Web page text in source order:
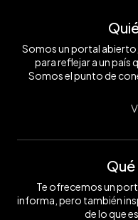
Somos un portal
para reflejar a un país
Somos el punto de
Te ofrecemos un
informa, pero también
de lo que